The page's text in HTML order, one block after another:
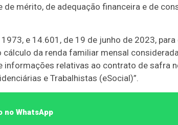
mérito, de adequação financeira e de
e 14.601, de 19 de junho de 2023, para
da renda familiar mensal
relativas ao contrato de safra
e Trabalhistas (eSocial)”.
no WhatsApp